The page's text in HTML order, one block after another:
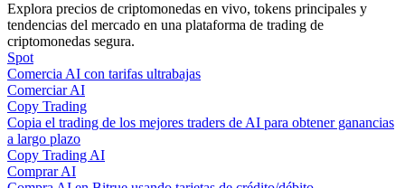
Estrategias comerciales
Explora precios de criptomonedas en vivo, tokens principales y
tendencias del mercado en una plataforma de trading de
criptomonedas segura.
Spot
Comercia AI con tarifas ultrabajas
Comerciar AI
Copy Trading
Copia el trading de los mejores traders de AI para obtener ganancias
a largo plazo
Copy Trading AI
Comprar AI